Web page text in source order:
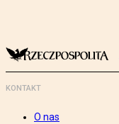
KONTAKT
O nas